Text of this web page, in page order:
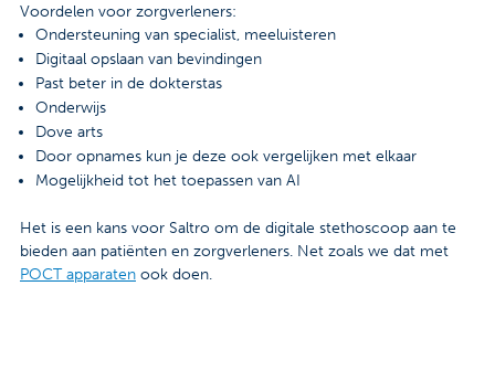
Voordelen voor zorgverleners:
Ondersteuning van specialist, meeluisteren
Digitaal opslaan van bevindingen
Past beter in de dokterstas
Onderwijs
Dove arts
Door opnames kun je deze ook vergelijken met elkaar
Mogelijkheid tot het toepassen van AI
Het is een kans voor Saltro om de digitale stethoscoop aan te
bieden aan patiënten en zorgverleners. Net zoals we dat met
POCT apparaten ook doen.